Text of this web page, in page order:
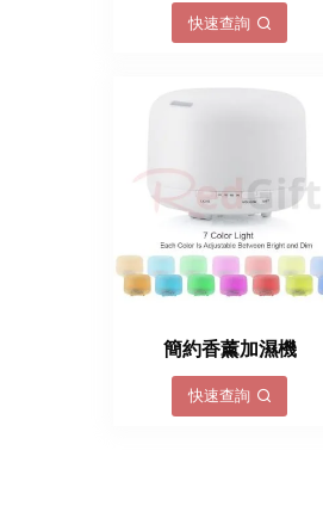
快速查詢
簡約香薰加濕機
快速查詢